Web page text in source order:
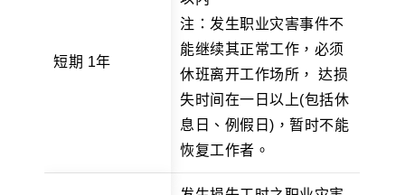
短期 1年
注：发生职业灾害事件不
能继续其正常工作，必须
休班离开工作场所， 达损
失时间在一日以上(包括休
息日、例假日)，暂时不能
恢复工作者。